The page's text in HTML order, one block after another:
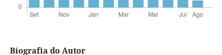
Biografia do Autor